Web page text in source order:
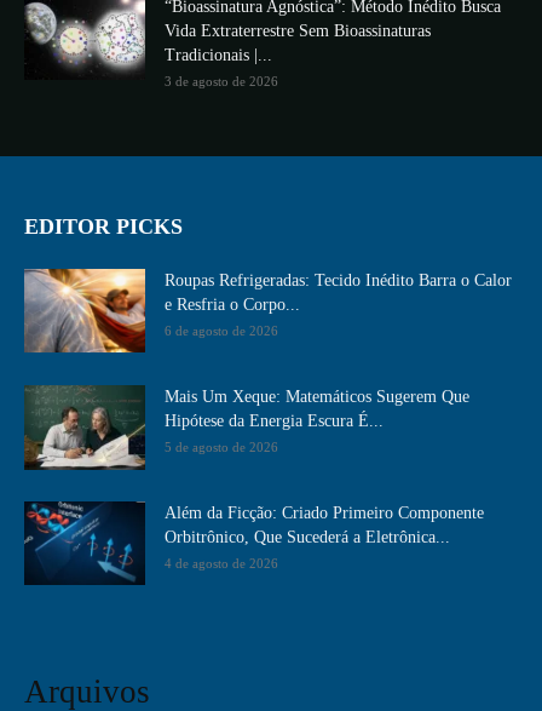
“Bioassinatura Agnóstica”: Método Inédito Busca
Vida Extraterrestre Sem Bioassinaturas
Tradicionais |...
3 de agosto de 2026
EDITOR PICKS
Roupas Refrigeradas: Tecido Inédito Barra o Calor
e Resfria o Corpo...
6 de agosto de 2026
Mais Um Xeque: Matemáticos Sugerem Que
Hipótese da Energia Escura É...
5 de agosto de 2026
Além da Ficção: Criado Primeiro Componente
Orbitrônico, Que Sucederá a Eletrônica...
4 de agosto de 2026
Arquivos